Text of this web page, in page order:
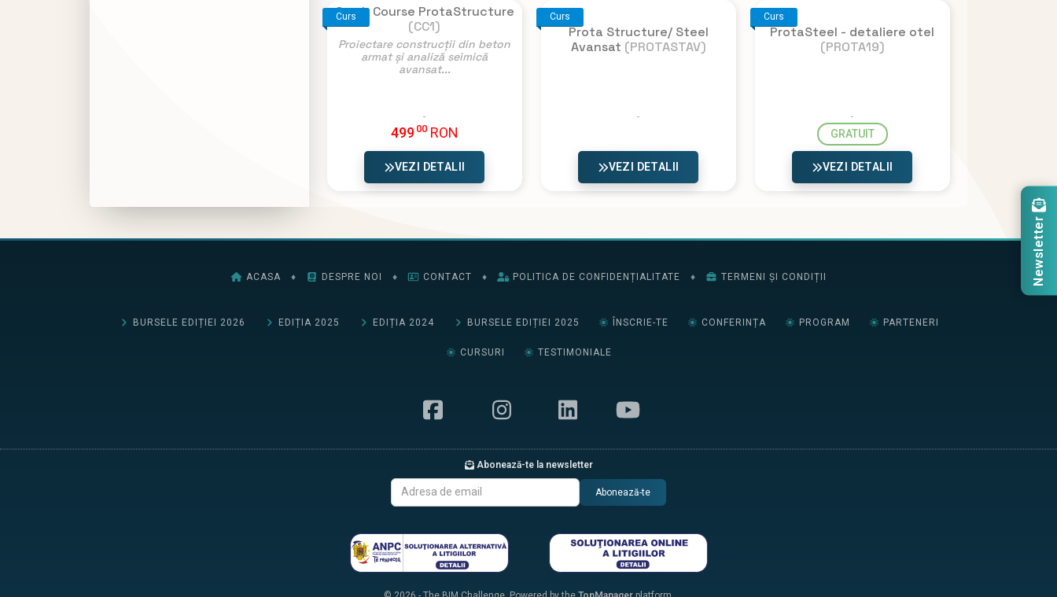
Curs
Crash Course ProtaStructure
(CC1)
Proiectare construcții din beton
armat și analiză seimică
avansat...
499 00 RON
VEZI DETALII
Curs
Prota Structure/ Steel
Avansat (PROTASTAV)
VEZI DETALII
Curs
ProtaSteel - detaliere otel
(PROTA19)
GRATUIT
VEZI DETALII
ACASA ♦ DESPRE NOI ♦ CONTACT ♦ POLITICA DE CONFIDENȚIALITATE ♦ TERMENI ȘI CONDIȚII
BURSELE EDIȚIEI 2026 EDIȚIA 2025 EDIȚIA 2024 BURSELE EDIȚIEI 2025 ÎNSCRIE-TE CONFERINȚA PROGRAM PARTENERI
CURSURI TESTIMONIALE
Abonează-te la newsletter
Abonează-te
Newsletter